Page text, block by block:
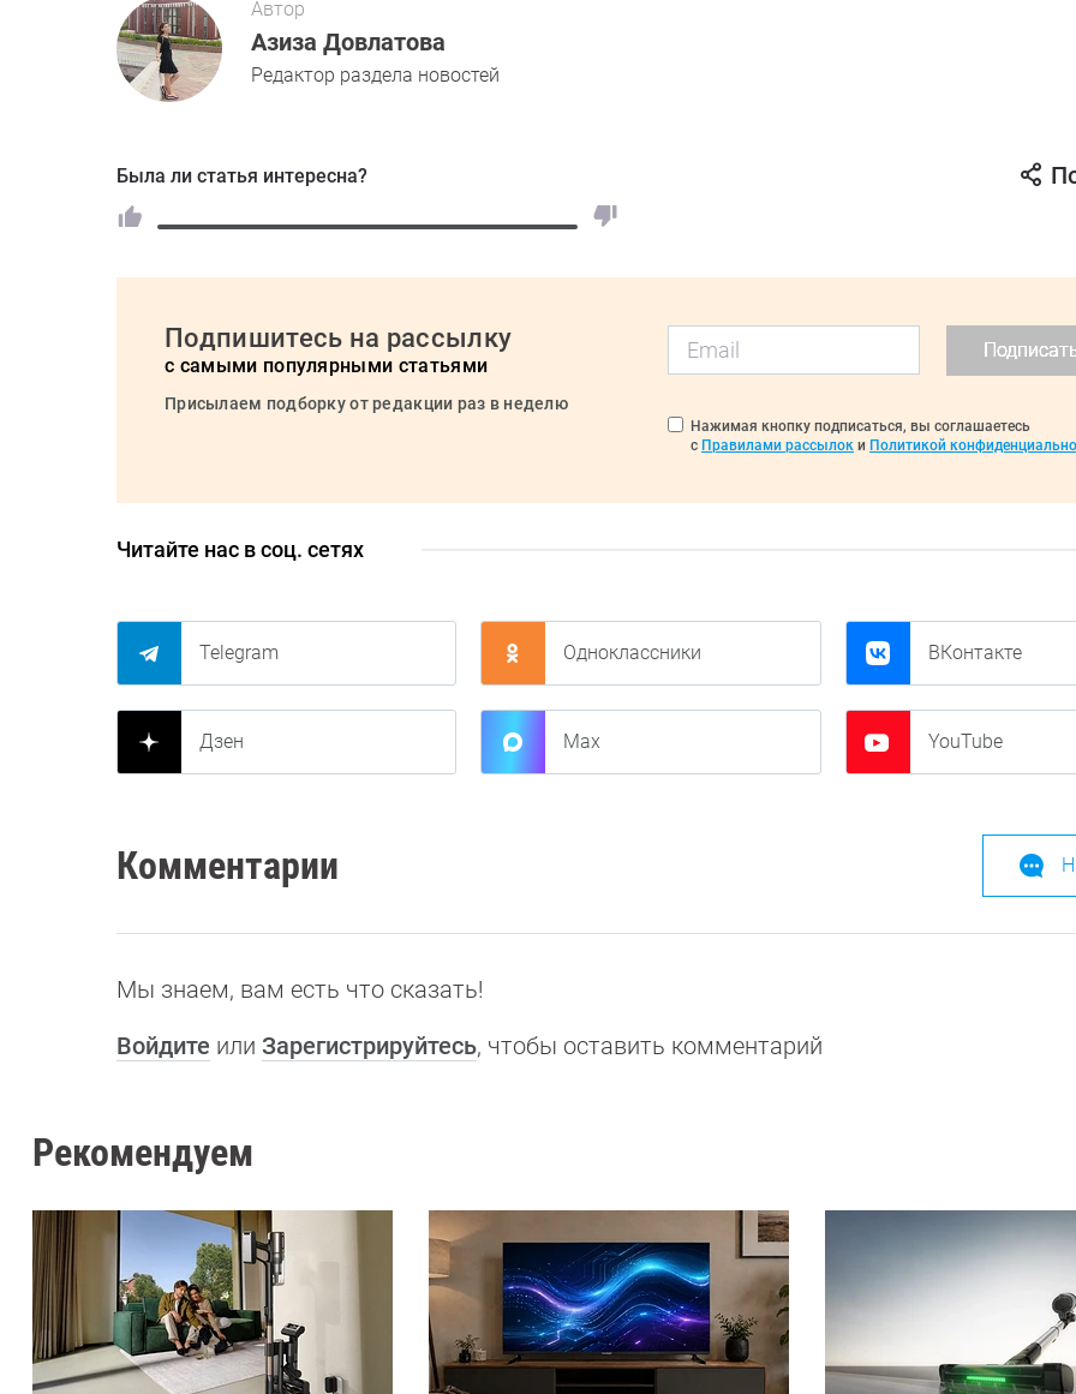
Автор
Азиза Довлатова
Редактор раздела новостей
Была ли статья интересна?
Подпишитесь на рассылку
с самыми популярными статьями
Присылаем подборку от редакции раз в неделю
Нажимая кнопку подписаться, вы соглашаетесь
с Правилами рассылок и Политикой
Читайте нас в соц. сетях
Telegram Одноклассники ВКонтакте
Дзен Max YouTube
Комментарии
Мы знаем, вам есть что сказать!
Войдите или Зарегистрируйтесь, чтобы оставить комментарий
Рекомендуем